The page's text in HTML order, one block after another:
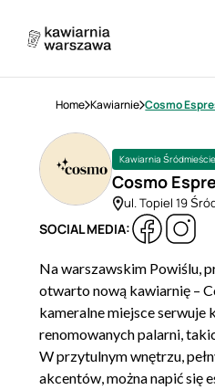
Home Kawiarnie Cosmo
Kawiarnia Śródmieście
Cosmo
ul. Topiel 19
SOCIAL MEDIA:
Na warszawskim Powiślu,
otwarto nową kawiarnię –
kameralne miejsce serwuje
renomowanych palarni,
W przytulnym wnętrzu,
akcentów, można napić się